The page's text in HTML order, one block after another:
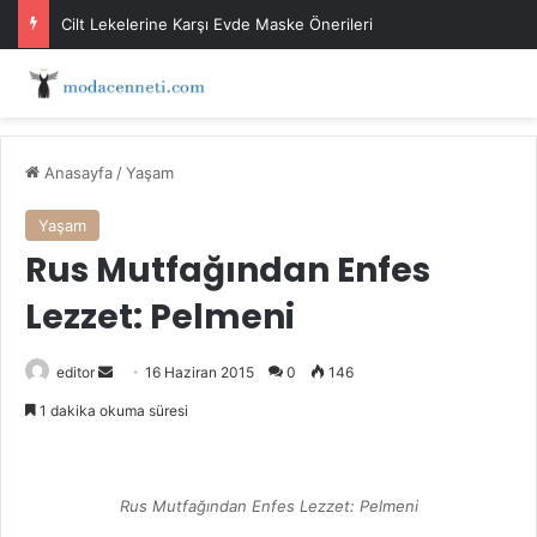
Cilt Lekelerine Karşı Evde Maske Önerileri
Anasayfa /Yaşam
Yaşam
Rus Mutfağından Enfes
Lezzet: Pelmeni
editor
Bir
16 Haziran 2015 0 146
1 dakika okuma süresi
Rus Mutfağından Enfes Lezzet: Pelmeni